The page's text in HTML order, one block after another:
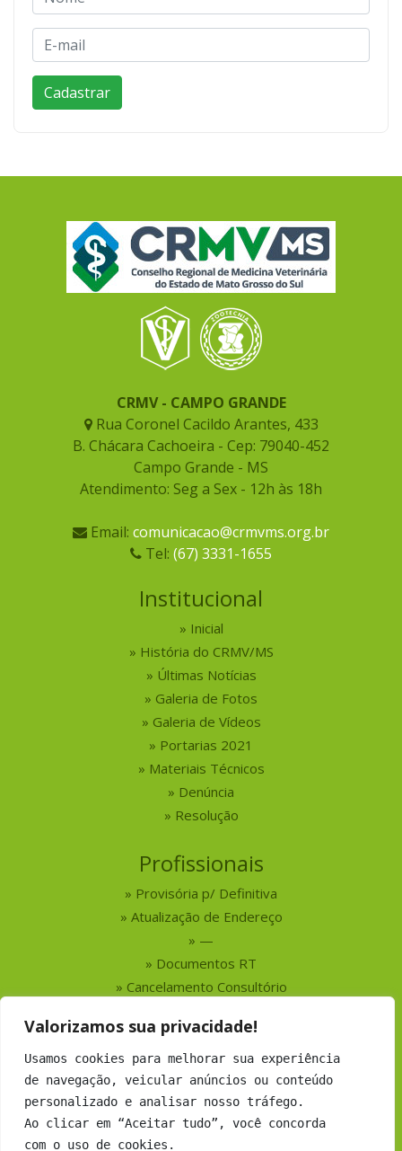
Valorizamos sua privacidade!
Usamos cookies para melhorar sua experiência
de navegação, veicular anúncios ou conteúdo
personalizado e analisar nosso tráfego.
Ao clicar em “Aceitar tudo”, você concorda
com o uso de cookies.
CRMV - CAMPO GRANDE
Rua Coronel Cacildo Arantes, 433
B. Chácara Cachoeira - Cep: 79040-452
Campo Grande - MS
Atendimento: Seg a Sex - 12h às 18h
Email: comunicacao@crmvms.org.br
Tel: (67) 3331-1655
Institucional
Inicial
História do CRMV/MS
Últimas Notícias
Galeria de Fotos
Galeria de Vídeos
Portarias 2021
Materiais Técnicos
Denúncia
Resolução
Profissionais
Provisória p/ Definitiva
Atualização de Endereço
—
Documentos RT
Cancelamento Consultório
Serviços
Busca por Profissionais
Busca por Empresas
Números do CRMV-MS